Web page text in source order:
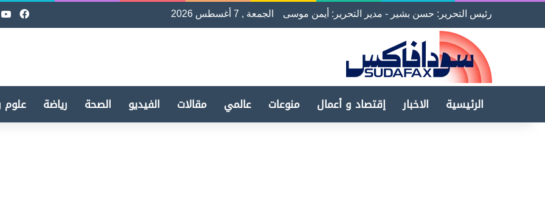
رئيس التحرير: حسن بشير - مدير التحرير: أيمن موسى الجمعة , 7 أغسطس 2026
الرئيسية الاخبار إقتصاد و أعمال منوعات عالمي مقالات الفيديو الصحة رياضة علوم